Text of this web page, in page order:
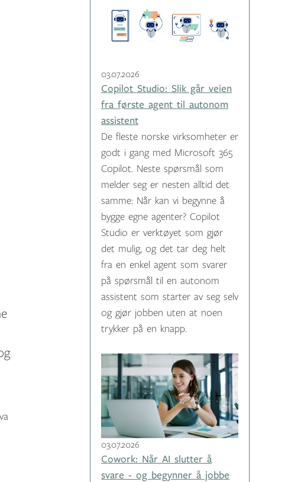
03.07.2026
Copilot Studio: Slik går veien
fra første agent til autonom
assistent
De fleste norske virksomheter er
godt i gang med Microsoft 365
Copilot. Neste spørsmål som
melder seg er nesten alltid det
samme: Når kan vi begynne å
bygge egne agenter? Copilot
Studio er verktøyet som gjør
det mulig, og det tar deg helt
fra en enkel agent som svarer
på spørsmål til en autonom
assistent som starter av seg selv
og gjør jobben uten at noen
trykker på en knapp.
03.07.2026
Cowork: Når AI slutter å
svare - og begynner å jobbe